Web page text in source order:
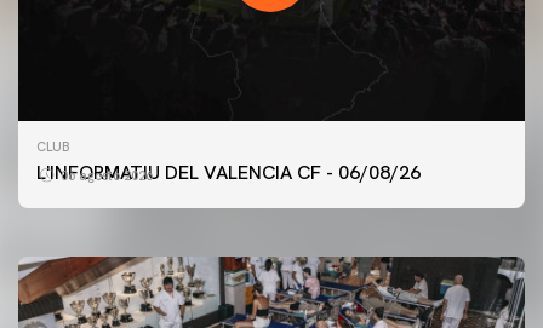
CLUB
L'INFORMATIU DEL VALENCIA CF - 06/08/26
06 agosto 2026
PRIMER EQUIP
ENTRENAMENT DEL VALENCIA CF 6/8/2026